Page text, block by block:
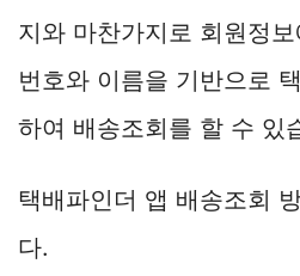
지와 마찬가지로 회원정
번호와 이름을 기반으로
하여 배송조회를 할 수 있
택배파인더 앱 배송조회
다.